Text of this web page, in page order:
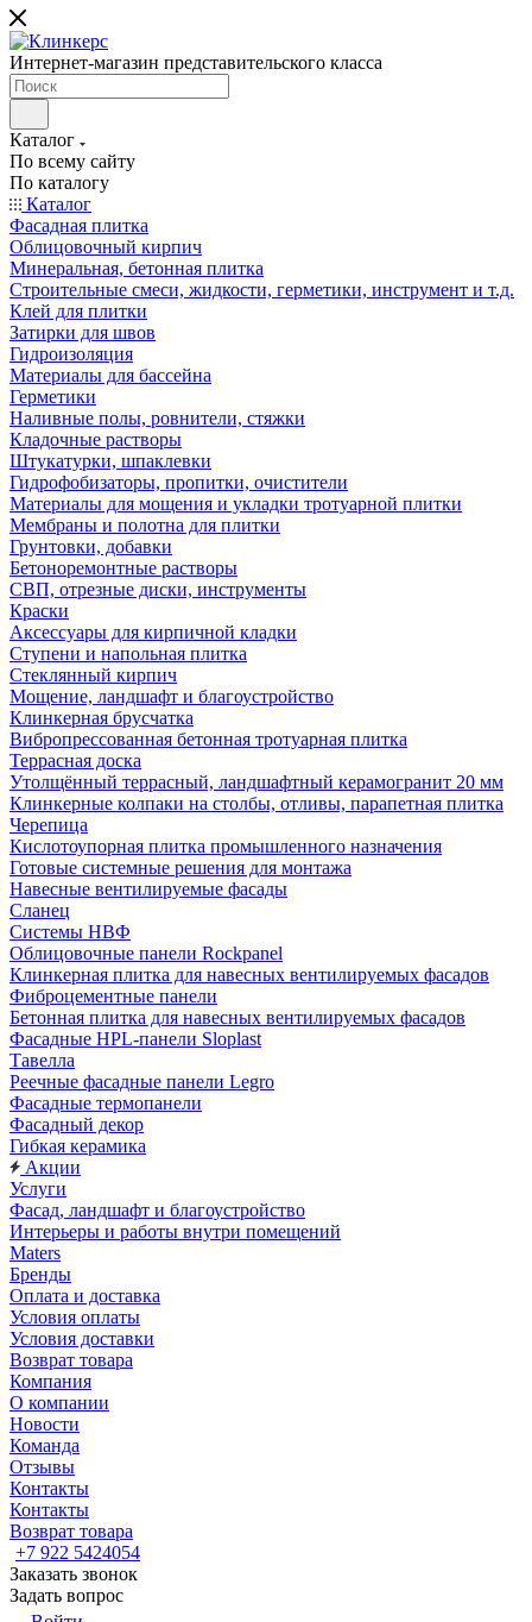
Интернет-магазин представительского класса
Каталог
По всему сайту
По каталогу
Каталог
Фасадная плитка
Облицовочный кирпич
Минеральная, бетонная плитка
Строительные смеси, жидкости, герметики, инструмент и т.д.
Клей для плитки
Затирки для швов
Гидроизоляция
Материалы для бассейна
Герметики
Наливные полы, ровнители, стяжки
Кладочные растворы
Штукатурки, шпаклевки
Гидрофобизаторы, пропитки, очистители
Материалы для мощения и укладки тротуарной плитки
Мембраны и полотна для плитки
Грунтовки, добавки
Бетоноремонтные растворы
СВП, отрезные диски, инструменты
Краски
Аксессуары для кирпичной кладки
Ступени и напольная плитка
Cтеклянный кирпич
Мощение, ландшафт и благоустройство
Клинкерная брусчатка
Вибропрессованная бетонная тротуарная плитка
Террасная доска
Утолщённый террасный, ландшафтный керамогранит 20 мм
Клинкерные колпаки на столбы, отливы, парапетная плитка
Черепица
Кислотоупорная плитка промышленного назначения
Готовые системные решения для монтажа
Навесные вентилируемые фасады
Сланец
Системы НВФ
Облицовочные панели Rockpanel
Клинкерная плитка для навесных вентилируемых фасадов
Фиброцементные панели
Бетонная плитка для навесных вентилируемых фасадов
Фасадные HPL-панели Sloplast
Тавелла
Реечные фасадные панели Legro
Фасадные термопанели
Фасадный декор
Гибкая керамика
Акции
Услуги
Фасад, ландшафт и благоустройство
Интерьеры и работы внутри помещений
Maters
Бренды
Оплата и доставка
Условия оплаты
Условия доставки
Возврат товара
Компания
О компании
Новости
Команда
Отзывы
Контакты
Контакты
Возврат товара
+7 922 5424054
Заказать звонок
Задать вопрос